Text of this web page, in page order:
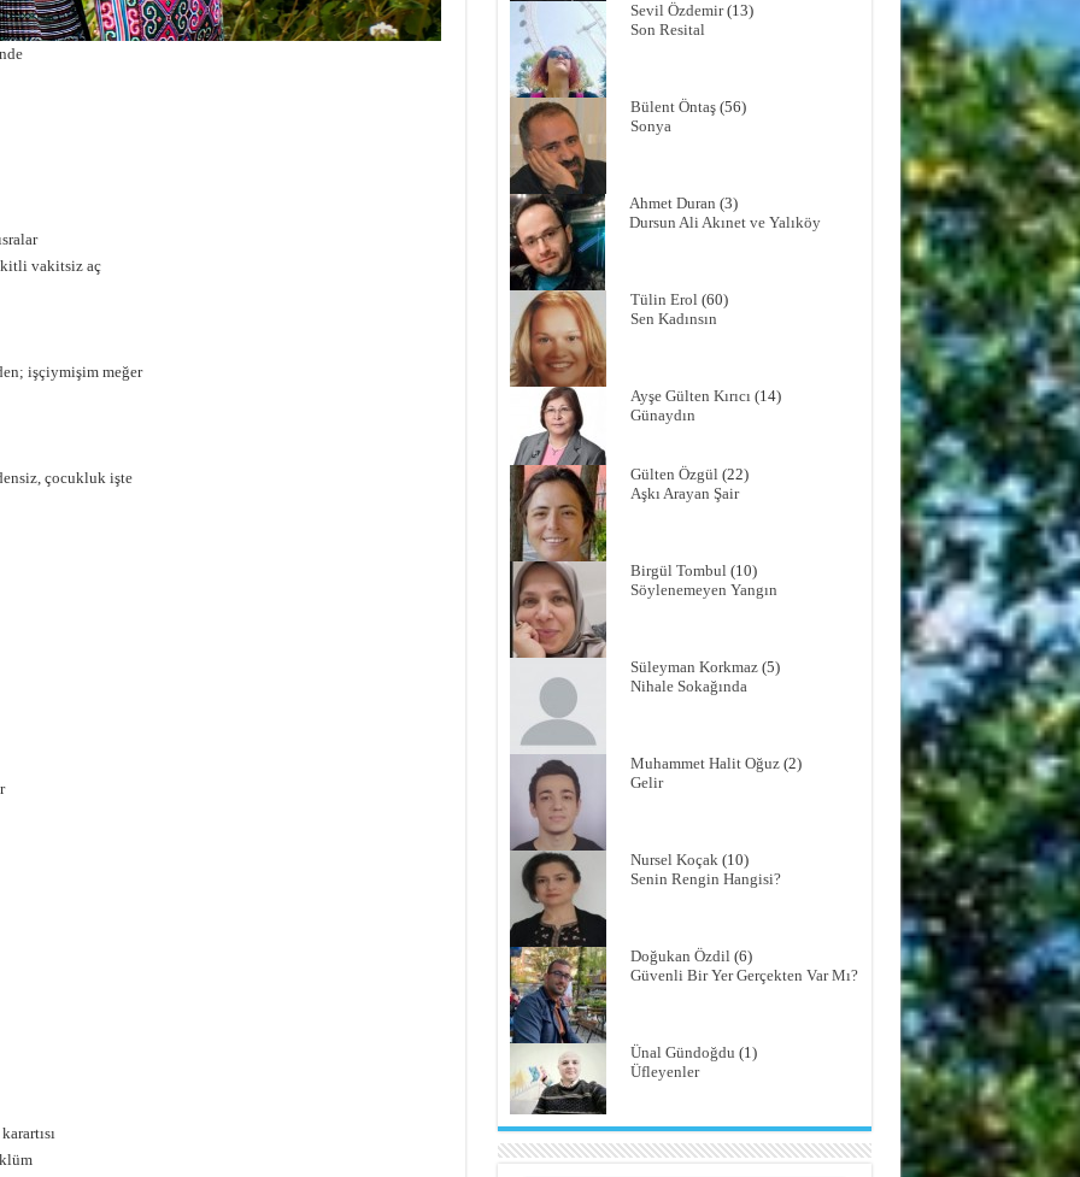
vakitsiz aç
işçiymişim meğer
çocukluk işte
Sevil Özdemir(13)
Son Resital
Bülent Öntaş(56)
Sonya
Ahmet Duran (3)
Dursun Ali Akınet ve Yalıköy
Tülin Erol(60)
Sen Kadınsın
Ayşe Gülten Kırıcı(14)
Günaydın
Gülten Özgül(22)
Aşkı Arayan Şair
Birgül Tombul(10)
Söylenemeyen Yangın
Süleyman Korkmaz(5)
Nihale Sokağında
Muhammet Halit Oğuz(2)
Gelir
Nursel Koçak(10)
Senin Rengin Hangisi?
Doğukan Özdil(6)
Güvenli Bir Yer Gerçekten Var Mı?
Ünal Gündoğdu (1)
Üfleyenler